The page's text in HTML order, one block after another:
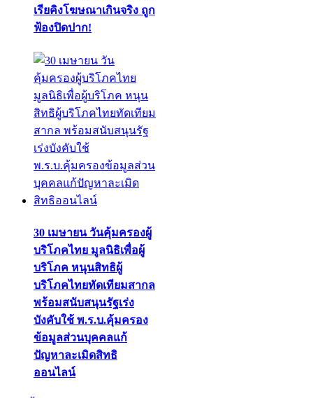
เรียคิงโฆษณาเกินจริง ถูก
ฟ้องปิดปาก!
30 เมษายน วันคุ้มครองผู้
บริโภคไทย มูลนิธิเพื่อผู้
บริโภค หนุนสิทธิผู้
บริโภคไทยทัดเทียมสากล
พร้อมสนับสนุนรัฐเร่ง
บังคับใช้ พ.ร.บ.คุ้มครอง
ข้อมูลส่วนบุคคลแก้
ปัญหาละเมิดสิทธิ
ออนไลน์